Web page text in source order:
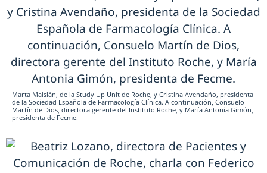
Marta Maislán, de la Study Up Unit de Roche, y Cristina Avendaño, presidenta
de la Sociedad Española de Farmacología Clínica. A continuación, Consuelo
Martín de Dios, directora gerente del Instituto Roche, y María Antonia Gimón,
presidenta de Fecme.